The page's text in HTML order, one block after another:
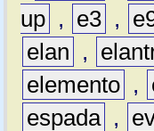
up , e3 ,
elan
,
elemento ,
espada ,